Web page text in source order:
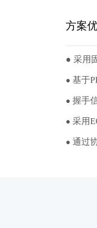
方案
●采用
●基于
●握手
●采用
●通过